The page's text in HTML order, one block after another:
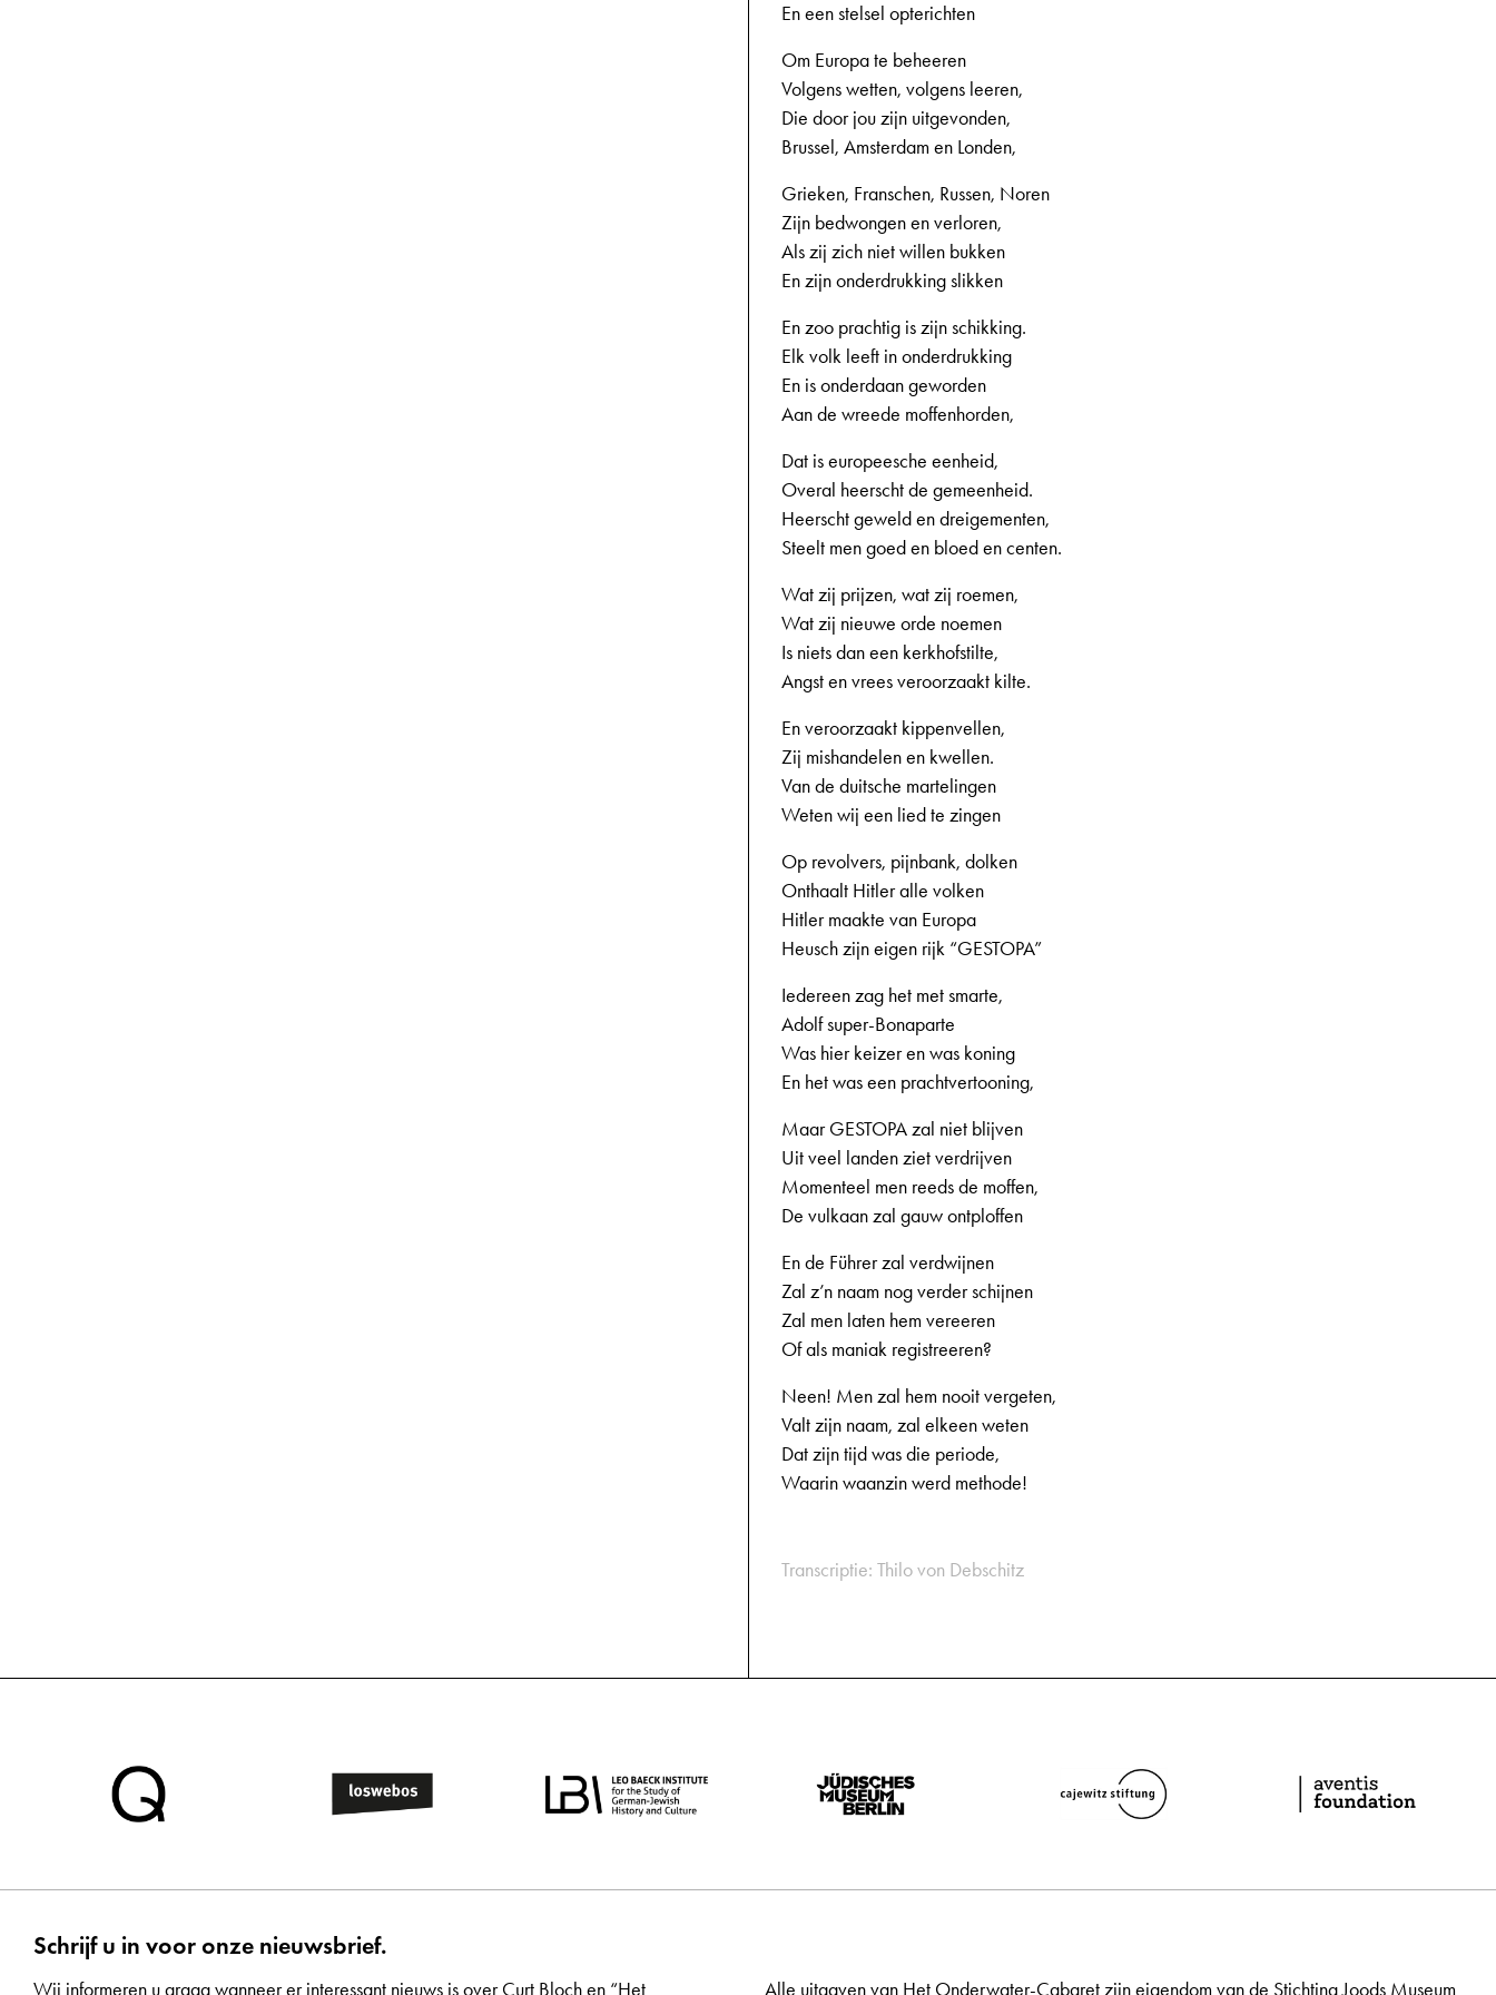
En een stelsel opterichten
Om Europa te beheeren
Volgens wetten, volgens leeren,
Die door jou zijn uitgevonden,
Brussel, Amsterdam en Londen,
Grieken, Franschen, Russen, Noren
Zijn bedwongen en verloren,
Als zij zich niet willen bukken
En zijn onderdrukking slikken
En zoo prachtig is zijn schikking.
Elk volk leeft in onderdrukking
En is onderdaan geworden
Aan de wreede moffenhorden,
Dat is europeesche eenheid,
Overal heerscht de gemeenheid.
Heerscht geweld en dreigementen,
Steelt men goed en bloed en centen.
Wat zij prijzen, wat zij roemen,
Wat zij nieuwe orde noemen
Is niets dan een kerkhofstilte,
Angst en vrees veroorzaakt kilte.
En veroorzaakt kippenvellen,
Zij mishandelen en kwellen.
Van de duitsche martelingen
Weten wij een lied te zingen
Op revolvers, pijnbank, dolken
Onthaalt Hitler alle volken
Hitler maakte van Europa
Heusch zijn eigen rijk “GESTOPA”
Iedereen zag het met smarte,
Adolf super-Bonaparte
Was hier keizer en was koning
En het was een prachtvertooning,
Maar GESTOPA zal niet blijven
Uit veel landen ziet verdrijven
Momenteel men reeds de moffen,
De vulkaan zal gauw ontploffen
En de Führer zal verdwijnen
Zal z’n naam nog verder schijnen
Zal men laten hem vereeren
Of als maniak registreeren?
Neen! Men zal hem nooit vergeten,
Valt zijn naam, zal elkeen weten
Dat zijn tijd was die periode,
Waarin waanzin werd methode!
Transcriptie: Thilo von Debschitz
Schrijf u in voor onze nieuwsbrief.
Wij informeren u graag wanneer er interessant nieuws is over Curt Bloch en “Het Alle uitgaven van Het Onderwater-Cabaret zijn eigendom van de Stichting Joods Museum